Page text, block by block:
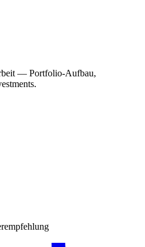
— Portfolio-Aufbau,